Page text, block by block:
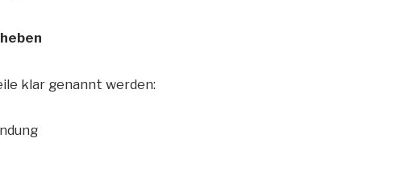
klar genannt werden: